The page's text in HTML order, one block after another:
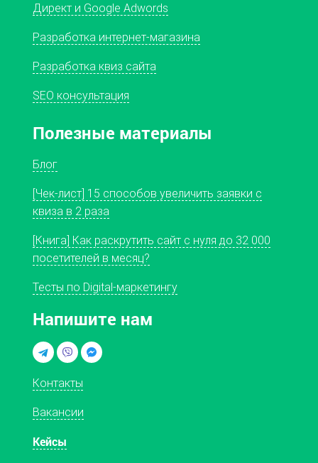
Директ и Google Adwords
Разработка интернет-магазина
Разработка квиз сайта
SEO консультация
Полезные материалы
Блог
[Чек-лист] 15 способов увеличить заявки с
квиза в 2 раза
[Книга] Как раскрутить сайт с нуля до 32 000
посетителей в месяц?
Тесты по Digital-маркетингу
Напишите нам
Контакты
Вакансии
Кейсы